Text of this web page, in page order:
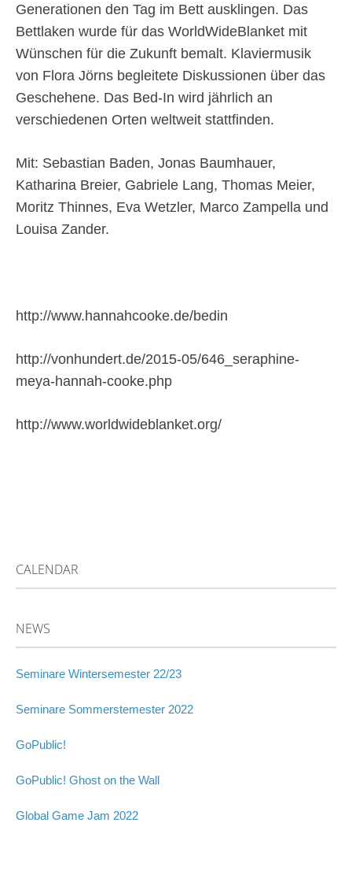
Generationen den Tag im Bett ausklingen. Das
Bettlaken wurde für das WorldWideBlanket mit
Wünschen für die Zukunft bemalt. Klaviermusik
von Flora Jörns begleitete Diskussionen über das
Geschehene. Das Bed-In wird jährlich an
verschiedenen Orten weltweit stattfinden.
Mit: Sebastian Baden, Jonas Baumhauer,
Katharina Breier, Gabriele Lang, Thomas Meier,
Moritz Thinnes, Eva Wetzler, Marco Zampella und
Louisa Zander.
http://www.hannahcooke.de/bedin
http://vonhundert.de/2015-05/646_seraphine-
meya-hannah-cooke.php
http://www.worldwideblanket.org/
CALENDAR
NEWS
Seminare Wintersemester 22/23
Seminare Sommerstemester 2022
GoPublic!
GoPublic! Ghost on the Wall
Global Game Jam 2022